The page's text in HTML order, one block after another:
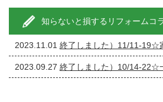
知らないと損するリフォームコ
2023.11.01 終了しました）11/11-19☆家の修理・リフ
2023.09.27 終了しました）10/14-22☆一宮市の個人事業主の方